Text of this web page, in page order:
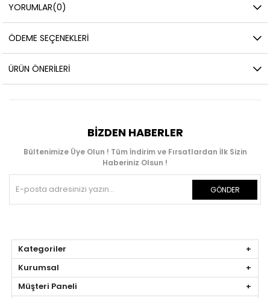
YORUMLAR(0)
ÖDEME SEÇENEKLERI
ÜRÜN ÖNERILERI
BIZDEN HABERLER
Bültenimize Üye Olun ! Tüm İndirim ve Fırsatlardan İlk Sizin
Haberiniz Olsun !
GÖNDER
Kategoriler
Kurumsal
Müşteri Paneli